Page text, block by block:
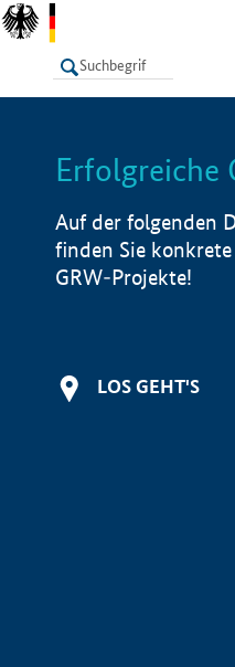
LISTE
Erfolgreiche
Auf der folgenden
finden Sie
GRW-Projekte!
LOS GEHT'S